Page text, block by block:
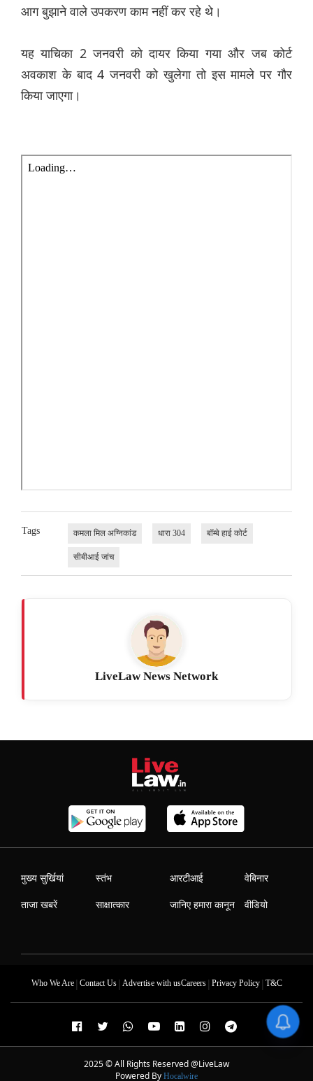
आग बुझाने वाले उपकरण काम नहीं कर रहे थे।
यह याचिका 2 जनवरी को दायर किया गया और जब कोर्ट
अवकाश के बाद 4 जनवरी को खुलेगा तो इस मामले पर गौर
किया जाएगा।
Tags कमला मिल अग्निकांड धारा 304 बॉम्बे हाई कोर्ट
सीबीआई जांच
LiveLaw News Network
मुख्य सुर्खियां
ताजा खबरें
स्तंभ
साक्षात्कार
आरटीआई
जानिए हमारा कानून
वेबिनार
वीडियो
Who We Are| Contact Us| Advertise with usCareers| Privacy Policy| T&C
2025 © All Rights Reserved @LiveLaw
Powered By Hocalwire